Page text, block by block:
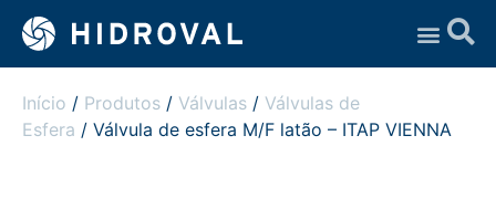
Início / Produtos / Válvulas / Válvulas de
Esfera / Válvula de esfera M/F latão – ITAP VIENNA